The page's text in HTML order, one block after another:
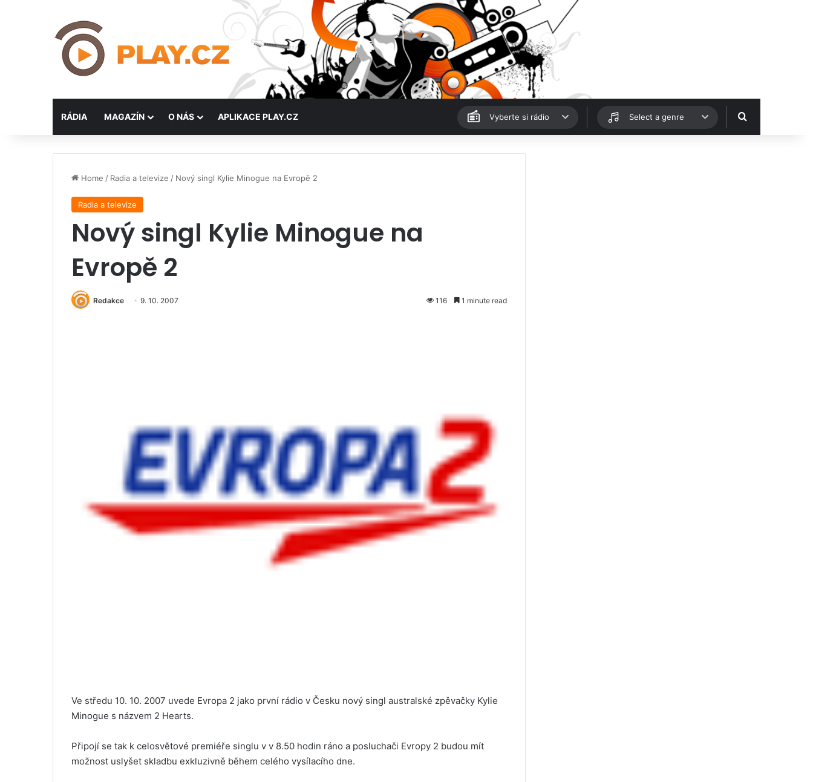
RÁDIA MAGAZÍN O NÁS APLIKACE PLAY.CZ Vyberte si rádio Select a genre Hledat
Home / Radia a televize / Nový singl Kylie Minogue na Evropě 2
Radia a televize
Nový singl Kylie Minogue na
Evropě 2
Redakce 9. 10. 2007 116 1 minute read
Ve středu 10. 10. 2007 uvede Evropa 2 jako první rádio v Česku nový singl australské zpěvačky Kylie
Minogue s názvem 2 Hearts.
Připojí se tak k celosvětové premiéře singlu v v 8.50 hodin ráno a posluchači Evropy 2 budou mít
možnost uslyšet skladbu exkluzivně během celého vysílacího dne.